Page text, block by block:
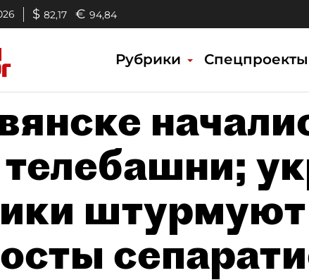
$ 82,17 € 94,84
Рубрики Спецпроекты
телебашни;
штурмуют